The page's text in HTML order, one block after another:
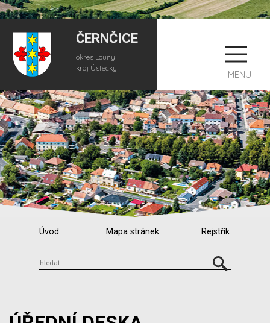
ČERNČICE
okres Louny
kraj Ústecký
MENU
Úvod Mapa stránek Rejstřík